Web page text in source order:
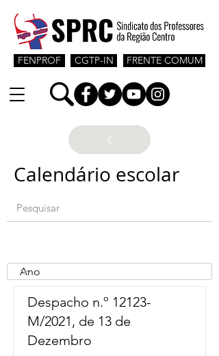
CGTP-IN
FENPROF FRENTE COMUM
Calendário escolar
Despacho n.º 12123-
M/2021, de 13 de
Dezembro